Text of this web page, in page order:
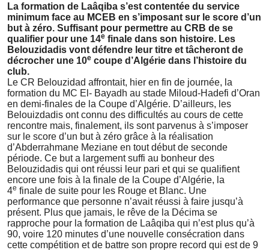
La formation de Laâqiba s’est contentée du service
minimum face au MCEB en s’imposant sur le score d’un
but à zéro. Suffisant pour permettre au CRB de se
qualifier pour une 14e finale dans son histoire. Les
Belouzidadis vont défendre leur titre et tâcheront de
décrocher une 10e coupe d’Algérie dans l’histoire du
club.
Le CR Belouzidad affrontait, hier en fin de journée, la
formation du MC El- Bayadh au stade Miloud-Hadefi d’Oran
en demi-finales de la Coupe d’Algérie. D’ailleurs, les
Belouizdadis ont connu des difficultés au cours de cette
rencontre mais, finalement, ils sont parvenus à s’imposer
sur le score d’un but à zéro grâce à la réalisation
d’Abderrahmane Meziane en tout début de seconde
période. Ce but a largement suffi au bonheur des
Belouzidadis qui ont réussi leur pari et qui se qualifient
encore une fois à la finale de la Coupe d’Algérie, la
4e finale de suite pour les Rouge et Blanc. Une
performance que personne n’avait réussi à faire jusqu’à
présent. Plus que jamais, le rêve de la Décima se
rapproche pour la formation de Laâqiba qui n’est plus qu’à
90, voire 120 minutes d’une nouvelle consécration dans
cette compétition et de battre son propre record qui est de 9